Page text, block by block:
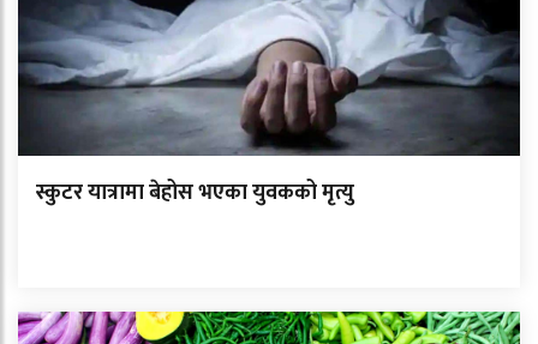
स्कुटर यात्रामा बेहोस भएका युवकको मृत्यु